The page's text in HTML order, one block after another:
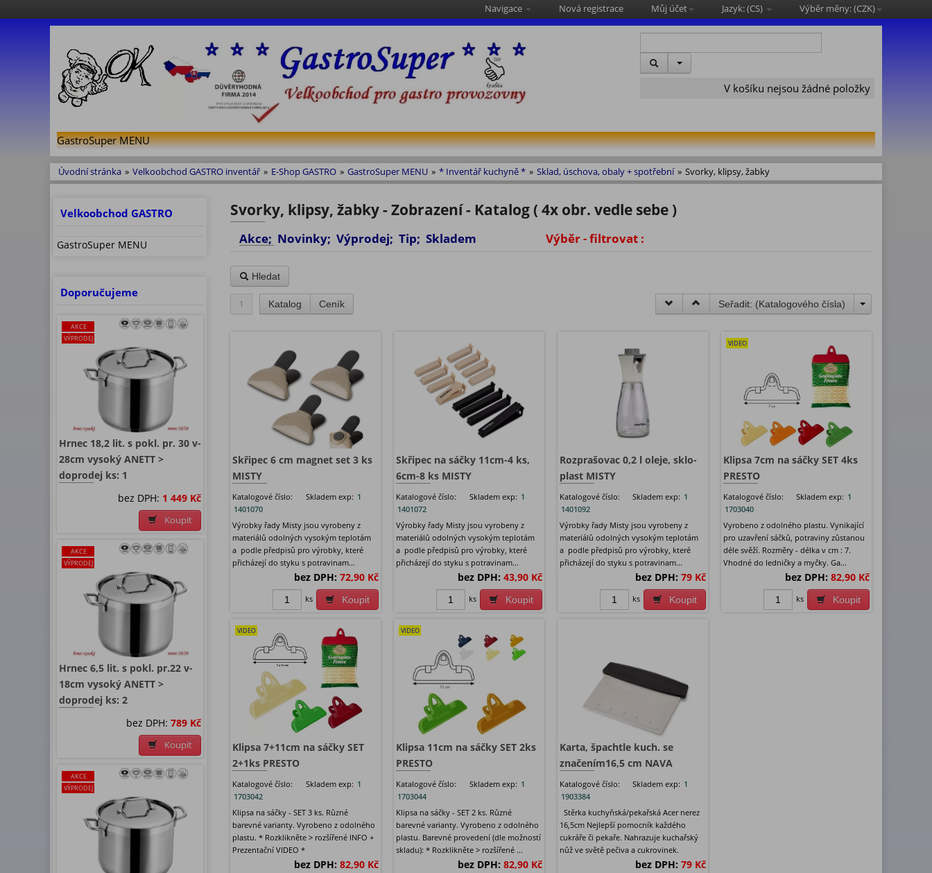
Navigace Nová registrace Můj účet Jazyk: (CS) Výběr měny: (CZK)
V košíku nejsou žádné položky
GastroSuper MENU
Úvodní stránka » Velkoobchod GASTRO inventář » E-Shop GASTRO » GastroSuper MENU » * Inventář kuchyně * » Sklad, úschova, obaly + spotřební » Svorky, klipsy, žabky
Velkoobchod GASTRO
GastroSuper MENU
Doporučujeme
AKCE
VÝPRODEJ
Hrnec 18,2 lit. s pokl. pr. 30 v-
28cm vysoký ANETT >
doprodej ks: 1
bez DPH: 1 449 Kč
Koupit
AKCE
VÝPRODEJ
Hrnec 6,5 lit. s pokl. pr.22 v-
18cm vysoký ANETT >
doprodej ks: 2
bez DPH: 789 Kč
Koupit
AKCE
VÝPRODEJ
Svorky, klipsy, žabky - Zobrazení - Katalog ( 4x obr. vedle sebe )
Akce; Novinky; Výprodej; Tip; Skladem Výběr - filtrovat :
Hledat
1 Katalog Ceník Seřadit: (Katalogového čísla)
Skřipec 6 cm magnet set 3 ks
MISTY
Katalogové číslo:
1401070
Skladem exp: 1
Výrobky řady Misty jsou vyrobeny z
materiálů odolných vysokým teplotám
a podle předpisů pro výrobky, které
přicházejí do styku s potravinam...
bez DPH: 72,90 Kč
Koupit
ks
Skřipec na sáčky 11cm-4 ks,
6cm-8 ks MISTY
Katalogové číslo:
1401072
Skladem exp: 1
Výrobky řady Misty jsou vyrobeny z
materiálů odolných vysokým teplotám
a podle předpisů pro výrobky, které
přicházejí do styku s potravinam...
bez DPH: 43,90 Kč
Koupit
ks
Rozprašovac 0,2 l oleje, sklo-
plast MISTY
Katalogové číslo:
1401092
Skladem exp: 1
Výrobky řady Misty jsou vyrobeny z
materiálů odolných vysokým teplotám
a podle předpisů pro výrobky, které
přicházejí do styku s potravinam...
bez DPH: 79 Kč
Koupit
ks
VIDEO
Klipsa 7cm na sáčky SET 4ks
PRESTO
Katalogové číslo:
1703040
Skladem exp: 1
Vyrobeno z odolného plastu. Vynikající
pro uzavření sáčků, potraviny zůstanou
déle svěží. Rozměry - délka v cm : 7.
Vhodné do ledničky a myčky. Ga...
bez DPH: 82,90 Kč
Koupit
ks
VIDEO
Klipsa 7+11cm na sáčky SET
2+1ks PRESTO
Katalogové číslo:
1703042
Skladem exp: 1
Klipsa na sáčky - SET 3 ks. Různé
barevné varianty. Vyrobeno z odolného
plastu. * Rozklikněte > rozšířené INFO +
Prezentační VIDEO *
bez DPH: 82,90 Kč
VIDEO
Klipsa 11cm na sáčky SET 2ks
PRESTO
Katalogové číslo:
1703044
Skladem exp: 1
Klipsa na sáčky - SET 2 ks. Různé
barevné varianty. Vyrobeno z odolného
plastu. Barevné provedení (dle možností
skladu): * Rozklikněte > rozšířené ...
bez DPH: 82,90 Kč
Karta, špachtle kuch. se
značením16,5 cm NAVA
Katalogové číslo:
1903384
Skladem exp: 1
Stěrka kuchyňská/pekařská Acer nerez
16,5cm Nejlepší pomocník každého
cukráře či pekaře. Nahrazuje kuchařský
nůž ve světě pečiva a cukrovinek.
bez DPH: 79 Kč